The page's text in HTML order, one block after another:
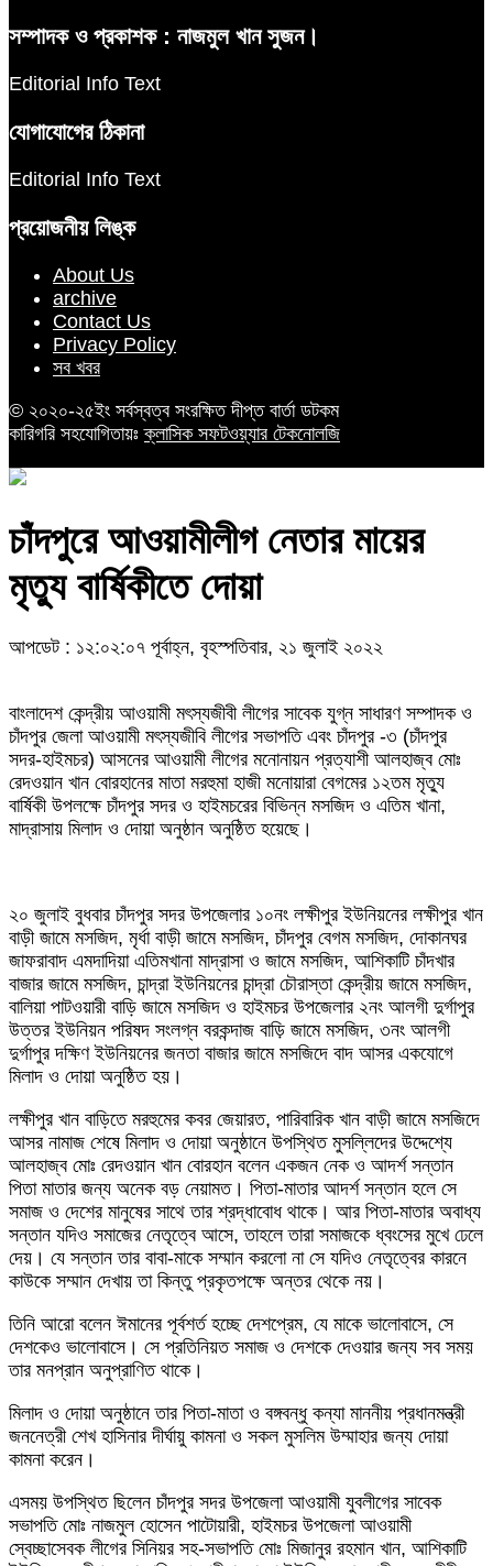
সম্পাদক ও প্রকাশক : নাজমুল খান সুজন।
Editorial Info Text
যোগাযোগের ঠিকানা
Editorial Info Text
প্রয়োজনীয় লিঙ্ক
About Us
archive
Contact Us
Privacy Policy
সব খবর
© ২০২০-২৫ইং সর্বস্বত্ব সংরক্ষিত দীপ্ত বার্তা ডটকম
কারিগরি সহযোগিতায়ঃক্লাসিক সফটওয়্যার টেকনোলজি
চাঁদপুরে আওয়ামীলীগ নেতার মায়ের
মৃত্যু বার্ষিকীতে দোয়া
আপডেট : ১২:০২:০৭ পূর্বাহ্ন, বৃহস্পতিবার, ২১ জুলাই ২০২২
বাংলাদেশ কেন্দ্রীয় আওয়ামী মৎস্যজীবী লীগের সাবেক যুগ্ন সাধারণ সম্পাদক ও
চাঁদপুর জেলা আওয়ামী মৎস্যজীবি লীগের সভাপতি এবং চাঁদপুর -৩ (চাঁদপুর
সদর-হাইমচর) আসনের আওয়ামী লীগের মনোনায়ন প্রত্যাশী আলহাজ্ব মোঃ
রেদওয়ান খান বোরহানের মাতা মরহুমা হাজী মনোয়ারা বেগমের ১২তম মৃত্যু
বার্ষিকী উপলক্ষে চাঁদপুর সদর ও হাইমচরের বিভিন্ন মসজিদ ও এতিম খানা,
মাদ্রাসায় মিলাদ ও দোয়া অনুষ্ঠান অনুষ্ঠিত হয়েছে।
২০ জুলাই বুধবার চাঁদপুর সদর উপজেলার ১০নং লক্ষীপুর ইউনিয়নের লক্ষীপুর খান
বাড়ী জামে মসজিদ, মৃর্ধা বাড়ী জামে মসজিদ, চাঁদপুর বেগম মসজিদ, দোকানঘর
জাফরাবাদ এমদাদিয়া এতিমখানা মাদ্রাসা ও জামে মসজিদ, আশিকাটি চাঁদখার
বাজার জামে মসজিদ, চান্দ্রা ইউনিয়নের চান্দ্রা চৌরাস্তা কেন্দ্রীয় জামে মসজিদ,
বালিয়া পাটওয়ারী বাড়ি জামে মসজিদ ও হাইমচর উপজেলার ২নং আলগী দুর্গাপুর
উত্তর ইউনিয়ন পরিষদ সংলগ্ন বরকন্দাজ বাড়ি জামে মসজিদ, ৩নং আলগী
দুর্গাপুর দক্ষিণ ইউনিয়নের জনতা বাজার জামে মসজিদে বাদ আসর একযোগে
মিলাদ ও দোয়া অনুষ্ঠিত হয়।
লক্ষীপুর খান বাড়িতে মরহুমের কবর জেয়ারত, পারিবারিক খান বাড়ী জামে মসজিদে
আসর নামাজ শেষে মিলাদ ও দোয়া অনুষ্ঠানে উপস্থিত মুসল্লিদের উদ্দেশ্যে
আলহাজ্ব মোঃ রেদওয়ান খান বোরহান বলেন একজন নেক ও আদর্শ সন্তান
পিতা মাতার জন্য অনেক বড় নেয়ামত। পিতা-মাতার আদর্শ সন্তান হলে সে
সমাজ ও দেশের মানুষের সাথে তার শ্রদ্ধাবোধ থাকে। আর পিতা-মাতার অবাধ্য
সন্তান যদিও সমাজের নেতৃত্বে আসে, তাহলে তারা সমাজকে ধ্বংসের মুখে ঢেলে
দেয়। যে সন্তান তার বাবা-মাকে সম্মান করলো না সে যদিও নেতৃত্বের কারনে
কাউকে সম্মান দেখায় তা কিন্তু প্রকৃতপক্ষে অন্তর থেকে নয়।
তিনি আরো বলেন ঈমানের পূর্বশর্ত হচ্ছে দেশপ্রেম, যে মাকে ভালোবাসে, সে
দেশকেও ভালোবাসে। সে প্রতিনিয়ত সমাজ ও দেশকে দেওয়ার জন্য সব সময়
তার মনপ্রান অনুপ্রাণিত থাকে।
মিলাদ ও দোয়া অনুষ্ঠানে তার পিতা-মাতা ও বঙ্গবন্ধু কন্যা মাননীয় প্রধানমন্ত্রী
জননেত্রী শেখ হাসিনার দীর্ঘায়ু কামনা ও সকল মুসলিম উম্মাহার জন্য দোয়া
কামনা করেন।
এসময় উপস্থিত ছিলেন চাঁদপুর সদর উপজেলা আওয়ামী যুবলীগের সাবেক
সভাপতি মোঃ নাজমুল হোসেন পাটোয়ারী, হাইমচর উপজেলা আওয়ামী
স্বেচ্ছাসেবক লীগের সিনিয়র সহ-সভাপতি মোঃ মিজানুর রহমান খান, আশিকাটি